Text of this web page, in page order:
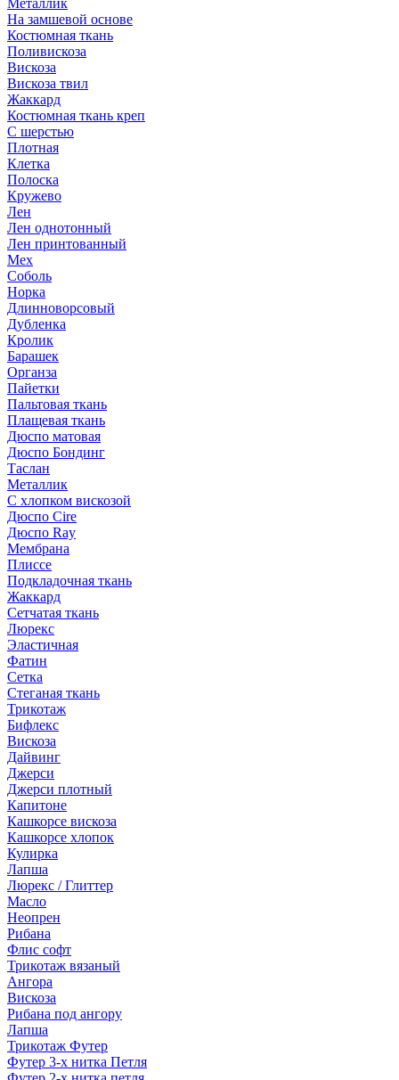
Металлик
На замшевой основе
Костюмная ткань
Поливискоза
Вискоза
Вискоза твил
Жаккард
Костюмная ткань креп
С шерстью
Плотная
Клетка
Полоска
Кружево
Лен
Лен однотонный
Лен принтованный
Мех
Соболь
Норка
Длинноворсовый
Дубленка
Кролик
Барашек
Органза
Пайетки
Пальтовая ткань
Плащевая ткань
Дюспо матовая
Дюспо Бондинг
Таслан
Металлик
С хлопком вискозой
Дюспо Cire
Дюспо Ray
Мембрана
Плиссе
Подкладочная ткань
Жаккард
Сетчатая ткань
Люрекс
Эластичная
Фатин
Сетка
Стеганая ткань
Трикотаж
Бифлекс
Вискоза
Дайвинг
Джерси
Джерси плотный
Капитоне
Кашкорсе вискоза
Кашкорсе хлопок
Кулирка
Лапша
Люрекс / Глиттер
Масло
Неопрен
Рибана
Флис софт
Трикотаж вязаный
Ангора
Вискоза
Рибана под ангору
Лапша
Трикотаж Футер
Футер 3-х нитка Петля